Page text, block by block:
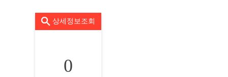
상세정보조회
0